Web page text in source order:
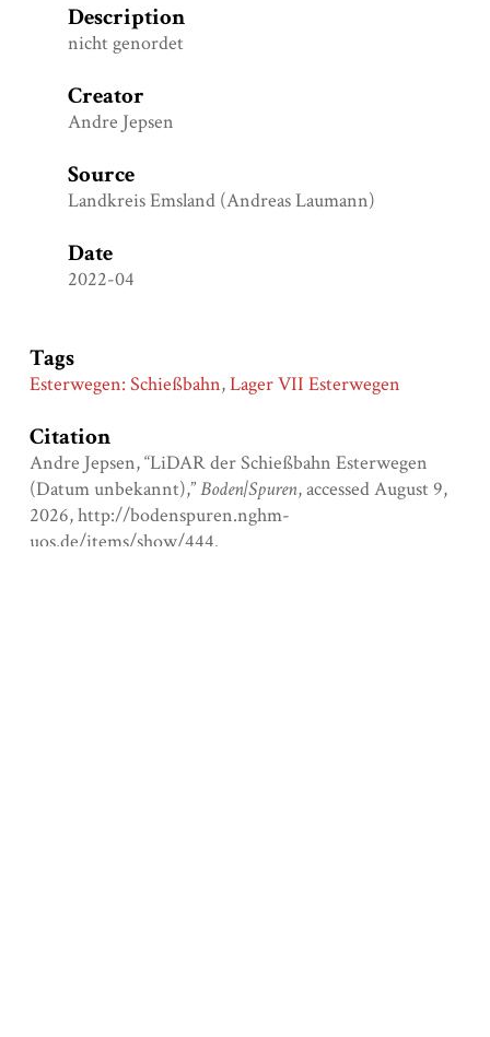
Description
nicht genordet
Creator
Andre Jepsen
Source
Landkreis Emsland (Andreas Laumann)
Date
2022-04
Tags
Esterwegen: Schießbahn,Lager VII Esterwegen
Citation
Andre Jepsen, “LiDAR der Schießbahn Esterwegen
(Datum unbekannt),”Boden|Spuren, accessed August 9,
2026,http://bodenspuren.nghm-
uos.de/items/show/444.